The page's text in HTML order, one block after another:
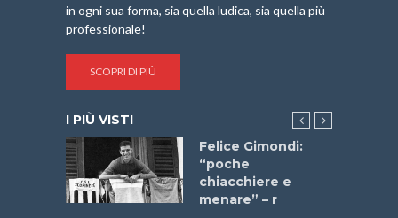
in ogni sua forma, sia quella ludica, sia quella più
professionale!
SCOPRI DI PIÙ
I PIÙ VISTI
Felice Gimondi:
“poche
chiacchiere e
menare” – r